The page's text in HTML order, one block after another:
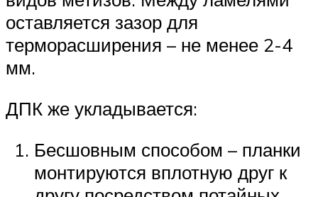
оставляется зазор для
терморасширения – не менее 2-4
мм.
ДПК же укладывается:
Бесшовным способом – планки
монтируются вплотную друг к